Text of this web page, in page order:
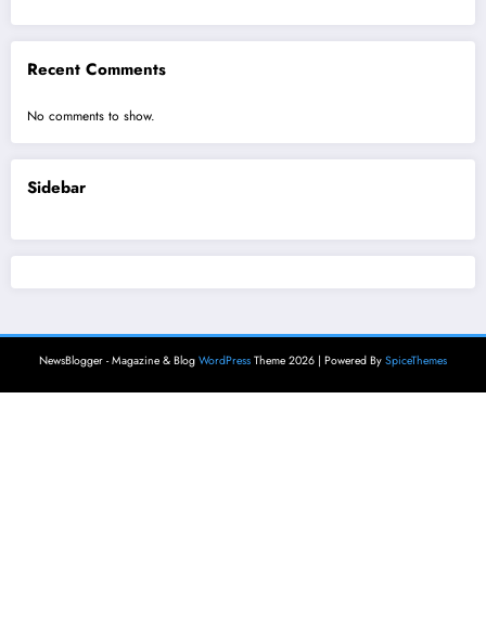
Recent Comments
No comments to show.
Sidebar
NewsBlogger - Magazine & Blog WordPress Theme 2026 | Powered By SpiceThemes